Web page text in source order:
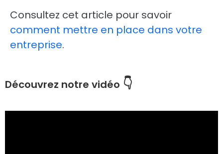
Consultez cet article pour savoir
comment mettre en place dans votre
entreprise.
Découvrez notre vidéo 👇